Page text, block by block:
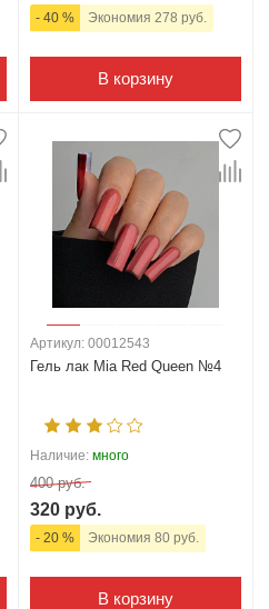
- 40 % Экономия 278 руб.
В корзину
Артикул: 00012543
Гель лак Mia Red Queen №4
Наличие: много
400 руб.
320 руб.
- 20 % Экономия 80 руб.
В корзину